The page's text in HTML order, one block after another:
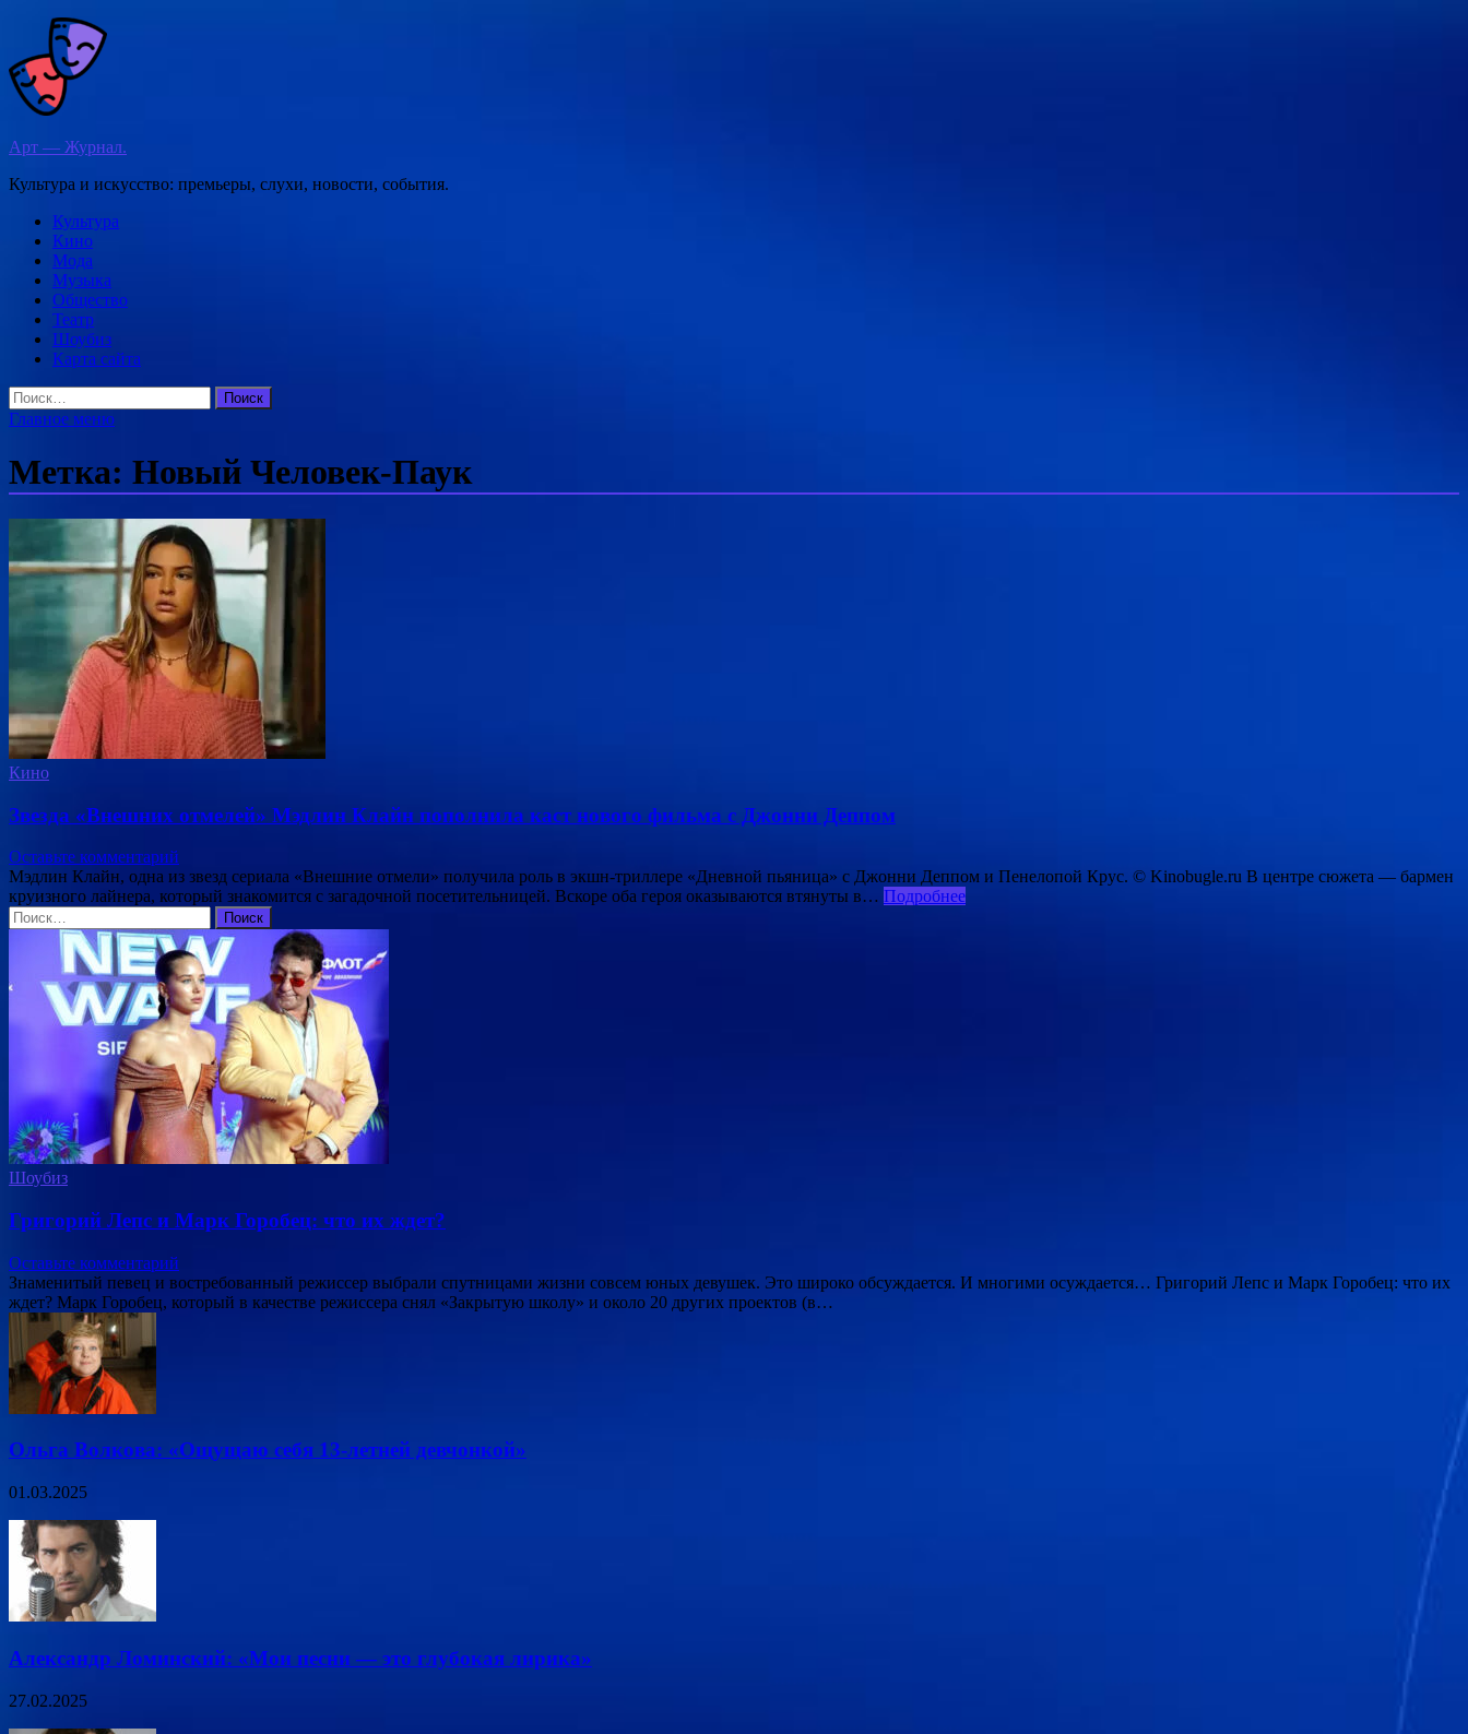
Перейти
содержимому
Арт — Журнал.
Культура и искусство: премьеры, слухи, новости, события.
Культура
Кино
Мода
Музыка
Общество
Театр
Шоубиз
Карта сайта
Найти:
Главное меню
Метка: Новый Человек-Паук
Кино
Звезда «Внешних отмелей» Мэдлин Клайн пополнила каст нового фильма с Джонни Деппом
Оставьте комментарий
Мэдлин Клайн, одна из звезд сериала «Внешние отмели» получила роль в экшн-триллере «Дневной пьяница» с Джонни Деппом и Пенелопой Крус. © Kinobugle.ru В центре сюжета — бармен
круизного лайнера, который знакомится с загадочной посетительницей. Вскоре оба героя оказываются втянуты в… Подробнее
Найти:
Шоубиз
Григорий Лепс и Марк Горобец: что их ждет?
Оставьте комментарий
Знаменитый певец и востребованный режиссер выбрали спутницами жизни совсем юных девушек. Это широко обсуждается. И многими осуждается… Григорий Лепс и Марк Горобец: что их
ждет? Марк Горобец, который в качестве режиссера снял «Закрытую школу» и около 20 других проектов (в…
Ольга Волкова: «Ощущаю себя 13-летней девчонкой»
01.03.2025
Александр Ломинский: «Мои песни — это глубокая лирика»
27.02.2025